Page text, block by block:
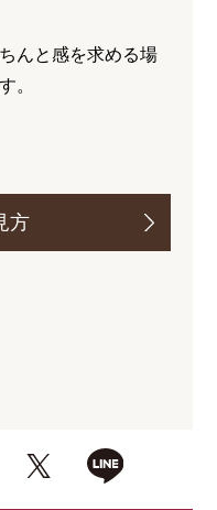
んと感を求める場
。
方